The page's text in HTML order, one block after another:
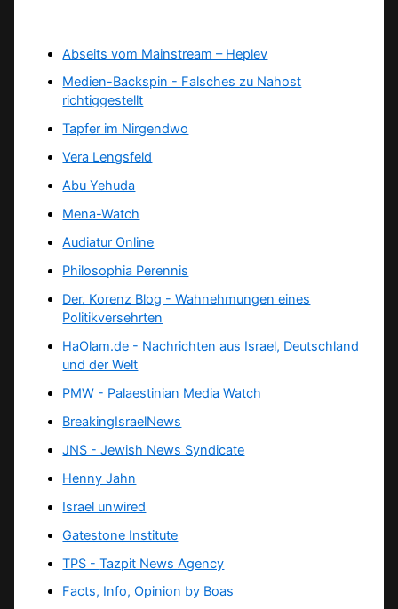
Abseits vom Mainstream – Heplev
Medien-Backspin - Falsches zu Nahost
richtiggestellt
Tapfer im Nirgendwo
Vera Lengsfeld
Abu Yehuda
Mena-Watch
Audiatur Online
Philosophia Perennis
Der. Korenz Blog - Wahnehmungen eines
Politikversehrten
HaOlam.de - Nachrichten aus Israel, Deutschland
und der Welt
PMW - Palaestinian Media Watch
BreakingIsraelNews
JNS - Jewish News Syndicate
Henny Jahn
Israel unwired
Gatestone Institute
TPS -Tazpit News Agency
Facts, Info, Opinion by Boas